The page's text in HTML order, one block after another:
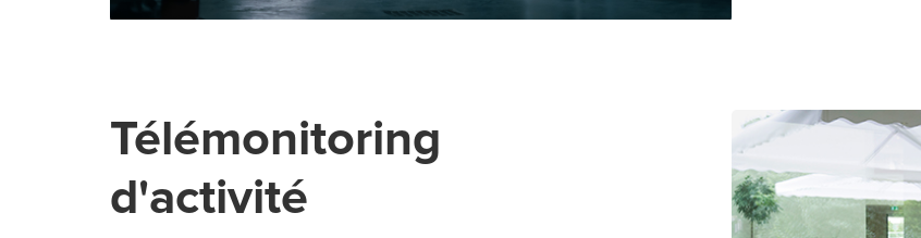
Télémonitoring
d'activité